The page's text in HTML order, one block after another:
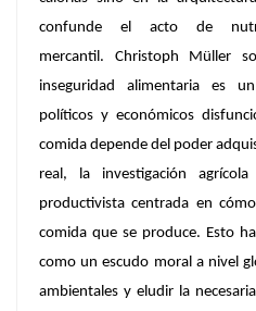
confunde el acto de
mercantil. Christoph Müller
inseguridad alimentaria es
políticos y económicos
comida depende del poder
real, la investigación
productivista centrada en
comida que se produce. Esto
como un escudo moral a nivel
ambientales y eludir la